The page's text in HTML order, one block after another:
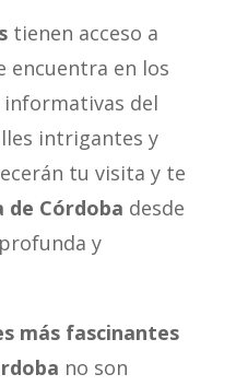
tienen acceso a
encuentra en los
del
intrigantes y
tu visita y te
de Córdoba desde
y
más fascinantes
no son